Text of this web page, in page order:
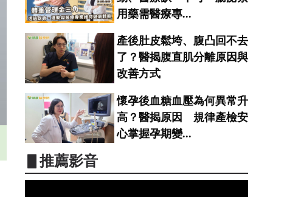
用藥需醫療專...
產後肚皮鬆垮、腹凸回不去
了？醫揭腹直肌分離原因與
改善方式
懷孕後血糖血壓為何異常升
高？醫揭原因 規律產檢安
心掌握孕期變...
▋推薦影音